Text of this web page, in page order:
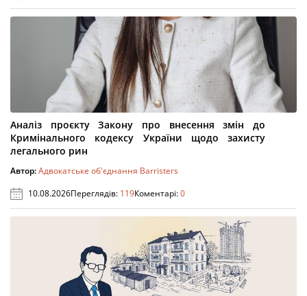
Аналіз проєкту Закону про внесення змін до
Кримінального кодексу України щодо захисту
легального рин
Автор:Адвокатське об'єднання Barristers
10.08.2026Переглядів: 119Коментарі:0